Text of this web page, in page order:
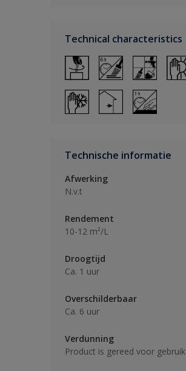
Technical characteristics
Technische informatie
Afwerking
N.v.t
Rendement
10-12 m²/L
Droogtijd
Ca. 1 uur
Overschilderbaar
Ca. 6 uur
Verdunning
Product is gereed voor gebruik